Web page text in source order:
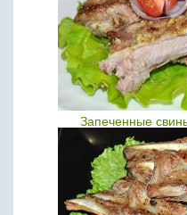
Запеченные